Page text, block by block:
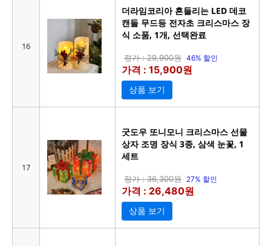
16
더라임코리아 흔들리는 LED 데코
캔들 무드등 전자초 크리스마스 장
식 소품, 1개, 선택완료
정가 : 29,900원 46% 할인
가격 : 15,900원
상품 보기
17
굿도우 또니모니 크리스마스 선물
상자 조명 장식 3종, 삼색 눈꽃, 1
세트
정가 : 36,300원 27% 할인
가격 : 26,480원
상품 보기